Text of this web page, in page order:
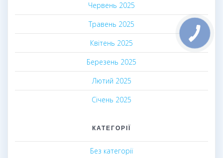
Червень 2025
Травень 2025
Квітень 2025
Березень 2025
Лютий 2025
Січень 2025
КАТЕГОРІЇ
Без категорії